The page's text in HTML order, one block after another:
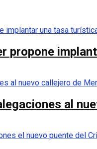
propone
al